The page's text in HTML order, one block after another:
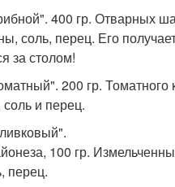
400 гр. Отварных
соль, перец. Его
за столом!
200 гр. Томатного
и перец.
100 гр.
перец.